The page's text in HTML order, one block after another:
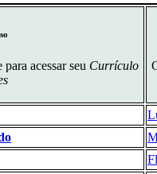
acessar seu Currículo